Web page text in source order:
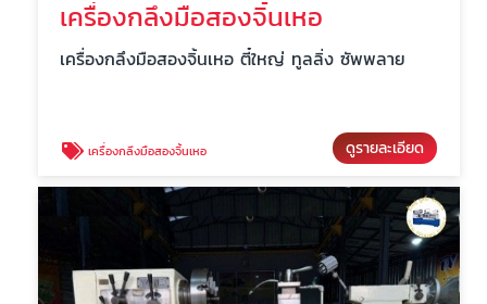
เครื่องกลึงมือสองจิ้นเหอ
เครื่องกลึงมือสองจิ้นเหอ ตี๋ใหญ่ ทูลลิ่ง ซัพพลาย
เครื่องกลึงมือสองจิ้นเหอ ดูรายละเอียด